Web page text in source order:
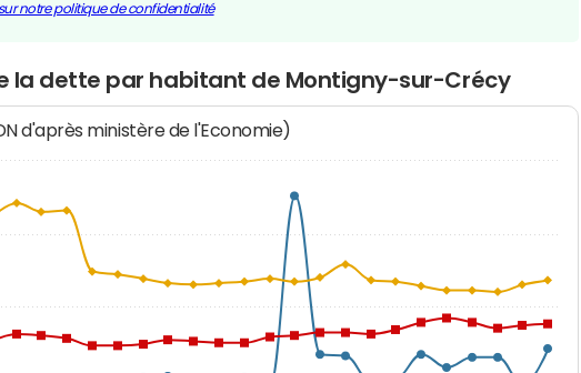
notre politique de confidentialité
la dette par habitant de Montigny-sur-Crécy
d'après ministère de l'Economie)